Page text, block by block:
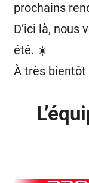
prochains
D’ici là, nous
été. ☀️
À très bientôt